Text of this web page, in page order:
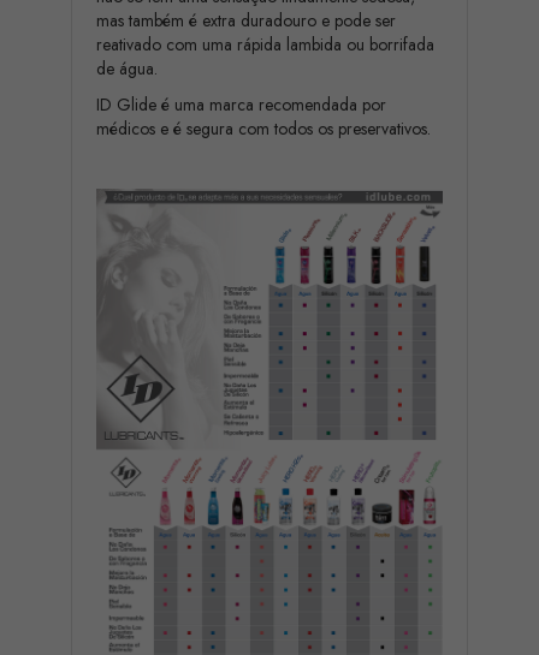
mas também é extra duradouro e pode ser
reativado com uma rápida lambida ou borrifada
de água.
ID Glide é uma marca recomendada por
médicos e é segura com todos os preservativos.